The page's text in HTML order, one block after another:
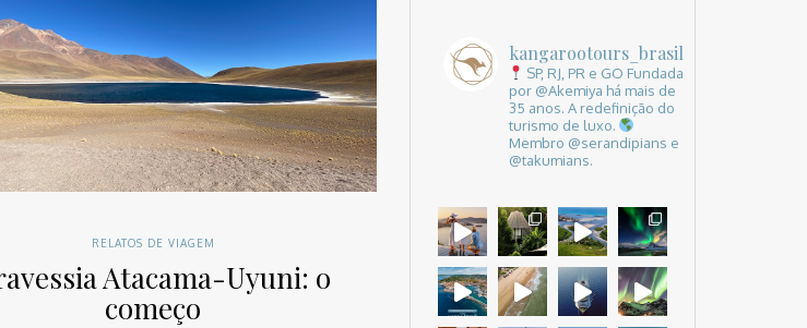
RELATOS DE VIAGEM
Atacama-Uyuni: o
começo
kangarootours_brasil
SP, RJ, PR e GO Fundada
por @Akemiya há mais de
35 anos. A redefinição do
turismo de luxo.
Membro @serandipians e
@takumians.